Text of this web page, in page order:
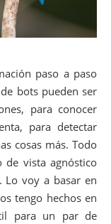
paso a paso
bots pueden ser
para conocer
para detectar
cosas más. Todo
vista agnóstico
Lo voy a basar en
tengo hechos en
para un par de